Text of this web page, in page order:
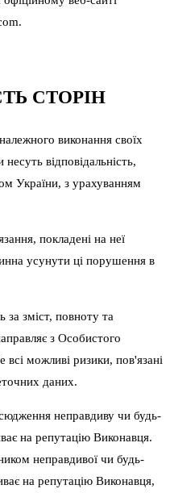
СТОРІН
виконання своїх
відповідальність,
України, з урахуванням
покладені на неї
усунути ці порушення в
за зміст, повноту та
з Особистого
можливі ризики, пов'язані
даних.
неправдиву чи будь-
на репутацію Виконавця.
неправдивої чи будь-
на репутацію Виконавця,